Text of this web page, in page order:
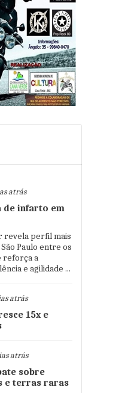
atrás
de infarto em
revela perfil mais
Paulo entre os
reforça a
e agilidade ...
atrás
15x e
atrás
sobre
e terras raras